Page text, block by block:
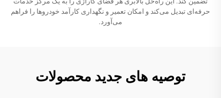
حرفه‌ای تبدیل می‌کند و امکان تعمیر و نگهداری کارآمد خودروها را فراهم
می‌آورد.
توصیه های جدید محصولات